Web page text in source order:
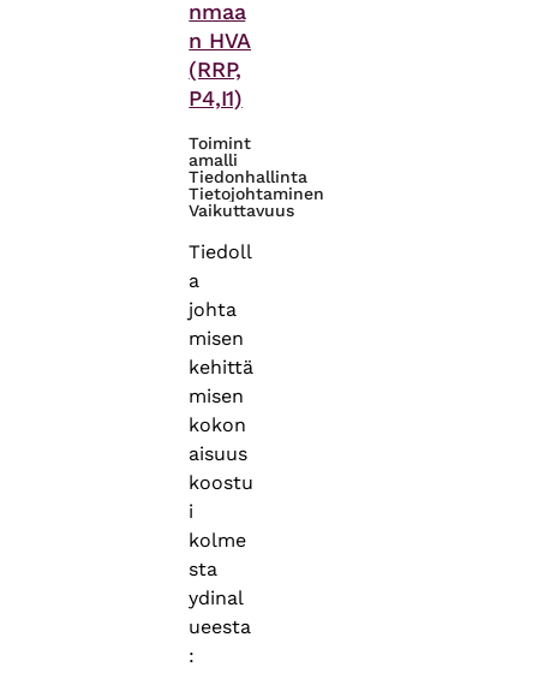
nmaa
n HVA
(RRP,
P4,I1)
Toimint
amalli
Tiedonhallinta
Tietojohtaminen
Vaikuttavuus
Tiedoll
a
johta
misen
kehittä
misen
kokon
aisuus
koostu
i
kolme
sta
ydinal
ueesta
: